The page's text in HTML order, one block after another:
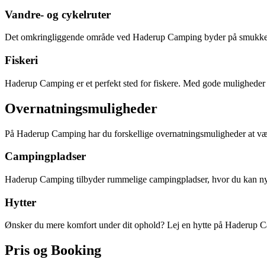
Vandre- og cykelruter
Det omkringliggende område ved Haderup Camping byder på
Fiskeri
Haderup Camping er et perfekt sted for fiskere. Med gode
Overnatningsmuligheder
På Haderup Camping har du forskellige overnatningsmuligheder at
Campingpladser
Haderup Camping tilbyder rummelige campingpladser, hvor du kan
Hytter
Ønsker du mere komfort under dit ophold? Lej en hytte på Haderup
Pris og Booking